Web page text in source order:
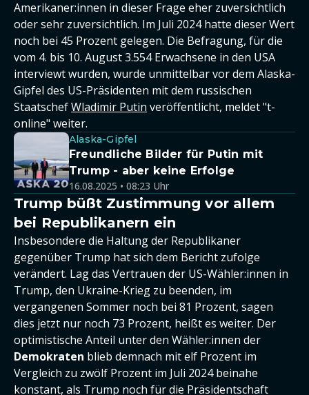
Amerikaner:innen in dieser Frage eher zuversichtlich
oder sehr zuversichtlich. Im Juli 2024 hatte dieser Wert
noch bei 45 Prozent gelegen. Die Befragung, für die
vom 4. bis 10. August 3.554 Erwachsene in den USA
interviewt wurden, wurde unmittelbar vor dem Alaska-
Gipfel des US-Präsidenten mit dem russischen
StaatschefWladimir Putin veröffentlicht, meldet "t-
online" weiter.
Alaska-Gipfel
Freundliche Bilder für Putin mit
Trump - aber keine Erfolge
16.08.2025 • 08:23 Uhr
Trump büßt Zustimmung vor allem
bei Republikanern ein
Insbesondere die Haltung der Republikaner
gegenüber Trump hat sich dem Bericht zufolge
verändert. Lag das Vertrauen der US-Wähler:innen in
Trump, den Ukraine-Krieg zu beenden, im
vergangenen Sommer noch bei 81 Prozent, sagen
dies jetzt nur noch 73 Prozent, heißt es weiter. Der
optimistische Anteil unter den Wähler:innen der
Demokraten blieb demnach mit elf Prozent im
Vergleich zu zwölf Prozent im Juli 2024 beinahe
konstant, als Trump noch für die Präsidentschaft